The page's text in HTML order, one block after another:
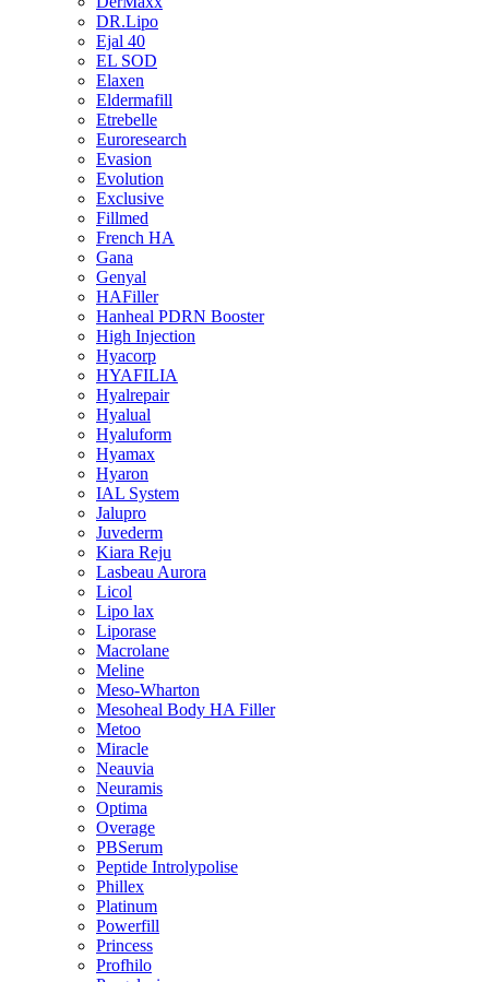
DR.Lipo
Ejal 40
EL SOD
Elaxen
Eldermafill
Etrebelle
Euroresearch
Evasion
Evolution
Exclusive
Fillmed
French HA
Gana
Genyal
HAFiller
Hanheal PDRN Booster
High Injection
Hyacorp
HYAFILIA
Hyalrepair
Hyalual
Hyaluform
Hyamax
Hyaron
IAL System
Jalupro
Juvederm
Kiara Reju
Lasbeau Aurora
Licol
Lipo lax
Liporase
Macrolane
Meline
Meso-Wharton
Mesoheal Body HA Filler
Metoo
Miracle
Neauvia
Neuramis
Optima
Overage
PBSerum
Peptide Introlypolise
Phillex
Platinum
Powerfill
Princess
Profhilo